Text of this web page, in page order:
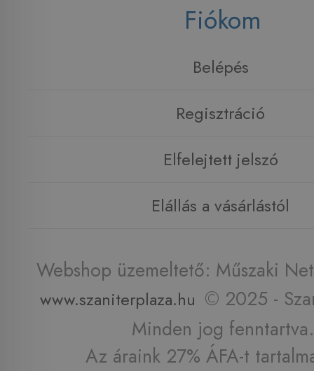
Fiókom
Belépés
Regisztráció
Elfelejtett jelszó
Elállás a vásárlástól
Webshop üzemeltető: Műszaki
www.szaniterplaza.hu © 2025 -
Minden jog fenntartva.
Az áraink 27% ÁFA-t